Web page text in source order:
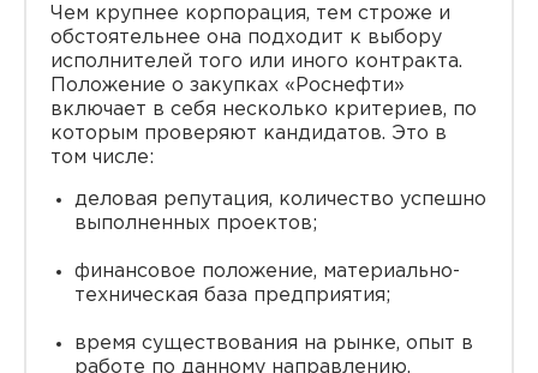
Чем крупнее корпорация, тем строже и
обстоятельнее она подходит к выбору
исполнителей того или иного контракта.
Положение о закупках «Роснефти»
включает в себя несколько критериев, по
которым проверяют кандидатов. Это в
том числе:
деловая репутация, количество успешно
выполненных проектов;
финансовое положение, материально-
техническая база предприятия;
время существования на рынке, опыт в
работе по данному направлению.